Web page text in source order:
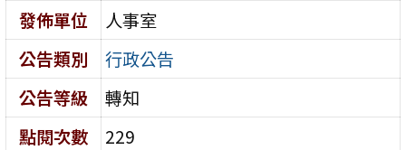
發佈單位
人事室
公告類別
行政公告
公告等級
轉知
點閱次數
229